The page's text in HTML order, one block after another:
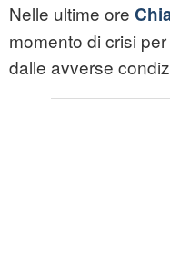
Nelle ultime ore
momento di crisi
dalle avverse